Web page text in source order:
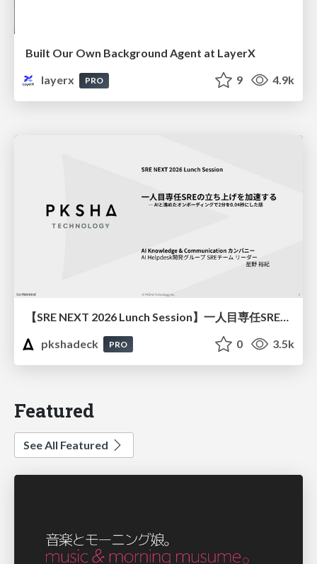
Built Our Own Background Agent at LayerX
layerx
PRO 9 4.9k
pkshadeck
PRO 0 3.5k
Featured
See All Featured